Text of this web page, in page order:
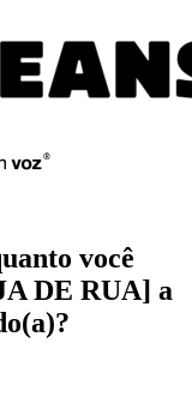
você
DE RUA] a
?